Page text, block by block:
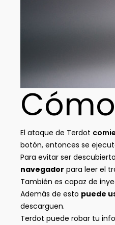
El ataque de Terdot
botón, entonces se
Para evitar ser
navegador para leer el
También es capaz de
Además de esto puede
descarguen.
Terdot puede robar tu